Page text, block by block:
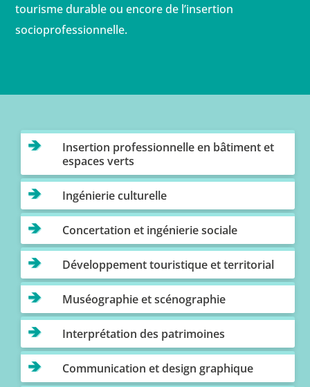
tourisme durable ou encore de l’insertion
socioprofessionnelle.
Insertion professionnelle en bâtiment et
espaces verts
Ingénierie culturelle
Concertation et ingénierie sociale
Développement touristique et territorial
Muséographie et scénographie
Interprétation des patrimoines
Communication et design graphique